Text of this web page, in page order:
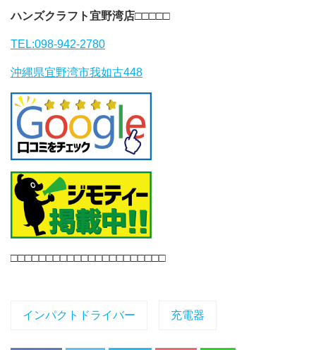
ハンズクラフト宜野湾店□□□□□
TEL:098-942-2780
沖縄県宜野湾市我如古448
□□□□□□□□□□□□□□□□□□□□□□
インパクトドライバー 充電器